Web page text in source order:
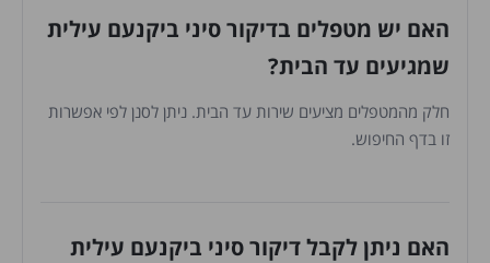
האם יש מטפלים בדיקור סיני ביקנעם עילית
שמגיעים עד הבית?
חלק מהמטפלים מציעים שירות עד הבית. ניתן לסנן לפי אפשרות
זו בדף החיפוש.
האם ניתן לקבל דיקור סיני ביקנעם עילית